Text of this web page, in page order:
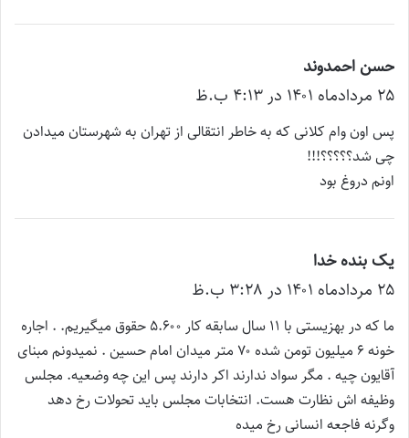
حسن احمدوند
ف
ت
۲۵ مرداد‌ماه ۱۴۰۱ در ۴:۱۳ ب.ظ
پس اون وام کلانی که به خاطر انتقالی از تهران به شهرستان میدادن
چی شد؟؟؟؟؟!!!
اونم دروغ بود
یک بنده خدا
ف
ت
:
۲۵ مرداد‌ماه ۱۴۰۱ در ۳:۲۸ ب.ظ
ما که در بهزیستی با ۱۱ سال سابقه کار ۵.۶۰۰ حقوق میگیریم. . اجاره
خونه ۶ میلیون تومن شده ۷۰ متر میدان امام حسین . نمیدونم مبنای
آقایون چیه . مگر سواد ندارند اکر دارند پس این چه وضعیه. مجلس
وظیفه اش نظارت هست. انتخابات مجلس باید تحولات رخ دهد
وگرنه فاجعه انسانی رخ میده